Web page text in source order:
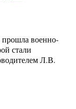
военно-
стали
Л.В.